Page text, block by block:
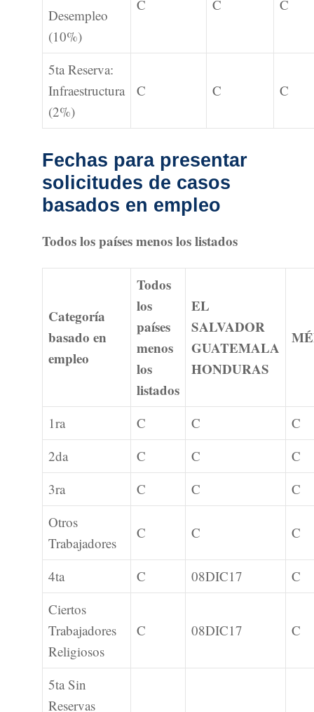
Desempleo
(10%)
C C C
5ta Reserva:
Infraestructura
(2%)
C C C
Fechas para presentar
solicitudes de casos
basados en empleo
Todos los países menos los listados
Categoría
basado en
empleo
Todos
los
países
menos
los
listados
EL
SALVADOR
GUATEMALA
HONDURAS
1ra C C
C
2da
C C
C
3ra
C C
C
Otros
Trabajadores
C C C
4ta C 08DIC17
C
Ciertos
Trabajadores
Religiosos
C 08DIC17 C
5ta Sin
Reservas